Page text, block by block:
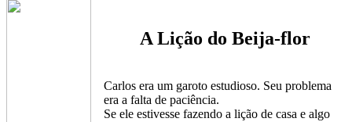
A Lição do Beija-flor
Carlos era um garoto estudioso. Seu problema
era a falta de paciência.
Se ele estivesse fazendo a lição de casa e algo